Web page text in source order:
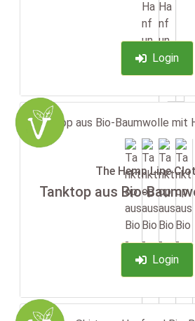
Login
The Hemp Line
Tanktop aus Bio-
Login